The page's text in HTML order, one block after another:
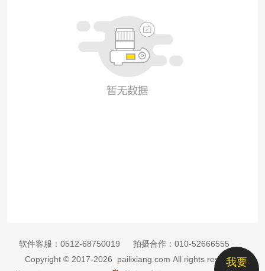
我要
软件客服： 0512-68750019 拍摄合作： 010-52666555
Copyright © 2017-2026 pailixiang.com All rights reserved